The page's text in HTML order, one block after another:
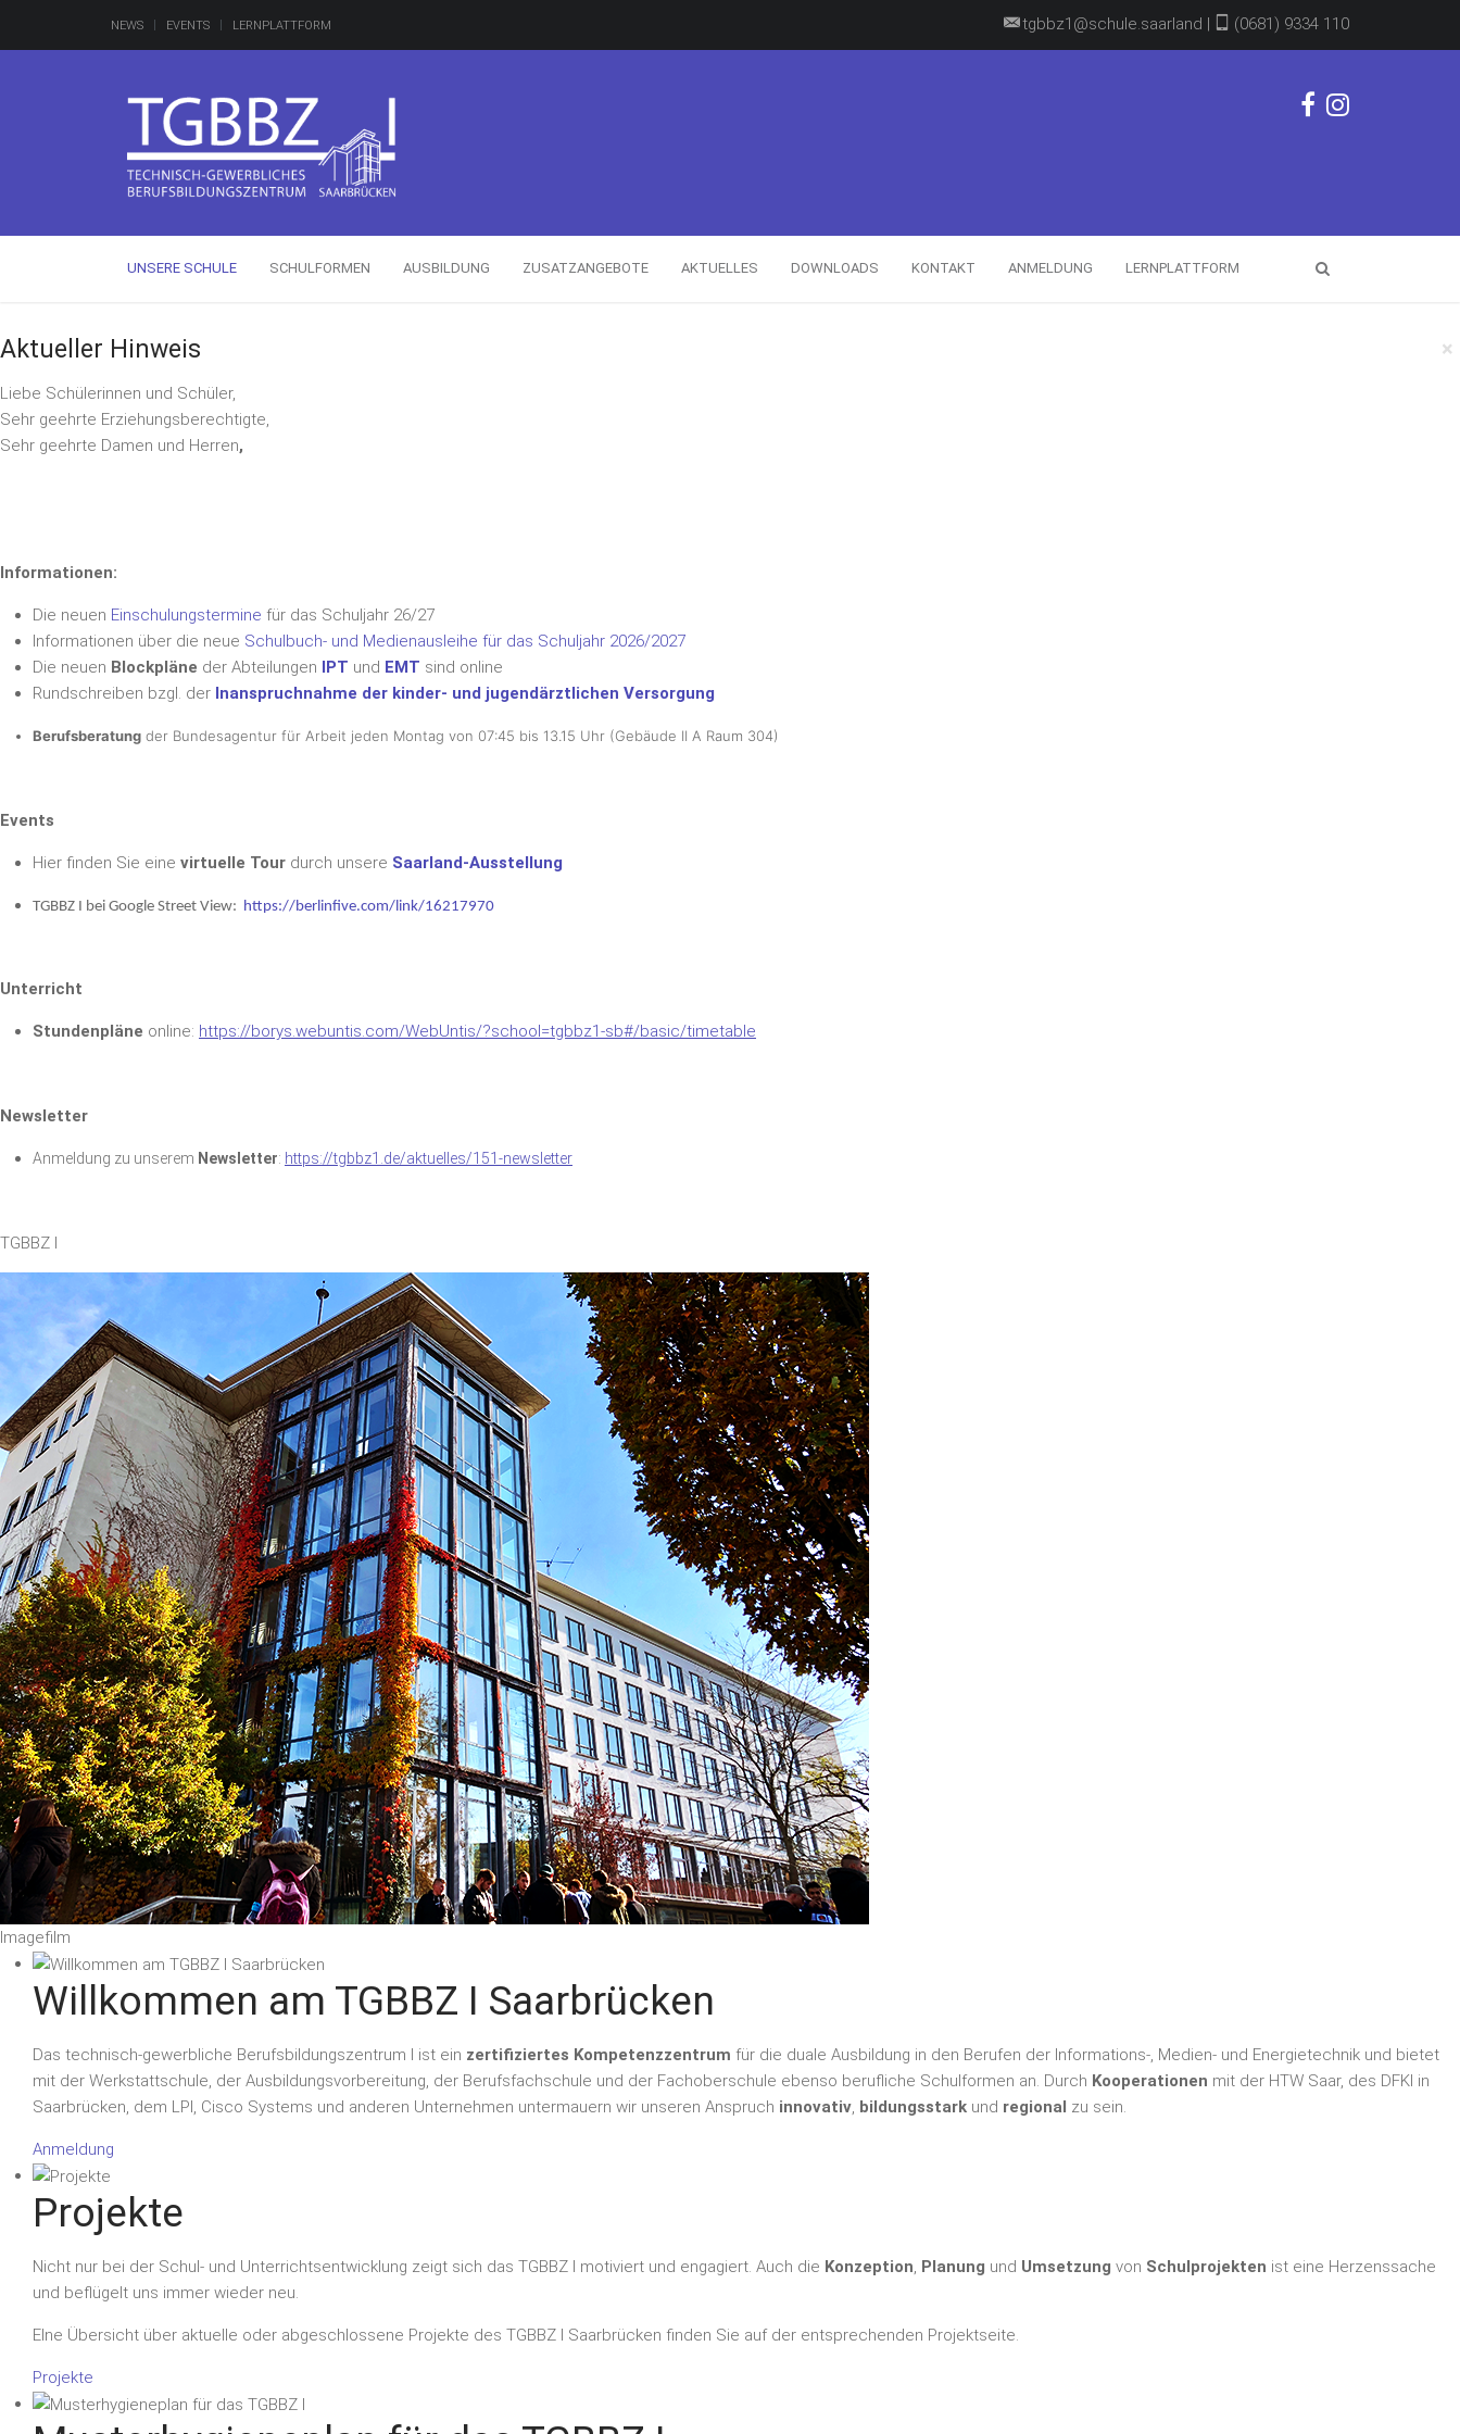
NEWS EVENTS LERNPLATTFORM tgbbz1@schule.saarland | (0681) 9334 110
UNSERE SCHULE SCHULFORMEN AUSBILDUNG ZUSATZANGEBOTE AKTUELLES DOWNLOADS KONTAKT ANMELDUNG LERNPLATTFORM
×
Aktueller Hinweis
Liebe Schülerinnen und Schüler,
Sehr geehrte Erziehungsberechtigte,
Sehr geehrte Damen und Herren,
Informationen:
Die neuen Einschulungstermine für das Schuljahr 26/27
Informationen über die neue Schulbuch- und Medienausleihe für das Schuljahr 2026/2027
Die neuen Blockpläne der Abteilungen IPT und EMT sind online
Rundschreiben bzgl. der Inanspruchnahme der kinder- und jugendärztlichen Versorgung
Berufsberatung der Bundesagentur für Arbeit jeden Montag von 07:45 bis 13.15 Uhr (Gebäude II A Raum 304)
Events
Hier finden Sie eine virtuelle Tour durch unsere Saarland-Ausstellung
TGBBZ I bei Google Street View: https://berlinfive.com/link/16217970
Unterricht
Stundenpläne online: https://borys.webuntis.com/WebUntis/?school=tgbbz1-sb#/basic/timetable
Newsletter
Anmeldung zu unserem Newsletter: https://tgbbz1.de/aktuelles/151-newsletter
TGBBZ I
Imagefilm
Willkommen am TGBBZ I Saarbrücken
Das technisch-gewerbliche Berufsbildungszentrum I ist ein zertifiziertes Kompetenzzentrum für die duale Ausbildung in den Berufen der Informations-, Medien- und Energietechnik und bietet
mit der Werkstattschule, der Ausbildungsvorbereitung, der Berufsfachschule und der Fachoberschule ebenso berufliche Schulformen an. Durch Kooperationen mit der HTW Saar, des DFKI in
Saarbrücken, dem LPI, Cisco Systems und anderen Unternehmen untermauern wir unseren Anspruch innovativ, bildungsstark und regional zu sein.
Anmeldung
Projekte
Nicht nur bei der Schul- und Unterrichtsentwicklung zeigt sich das TGBBZ I motiviert und engagiert. Auch die Konzeption, Planung und Umsetzung von Schulprojekten ist eine Herzenssache
und beflügelt uns immer wieder neu.
EIne Übersicht über aktuelle oder abgeschlossene Projekte des TGBBZ I Saarbrücken finden Sie auf der entsprechenden Projektseite.
Projekte